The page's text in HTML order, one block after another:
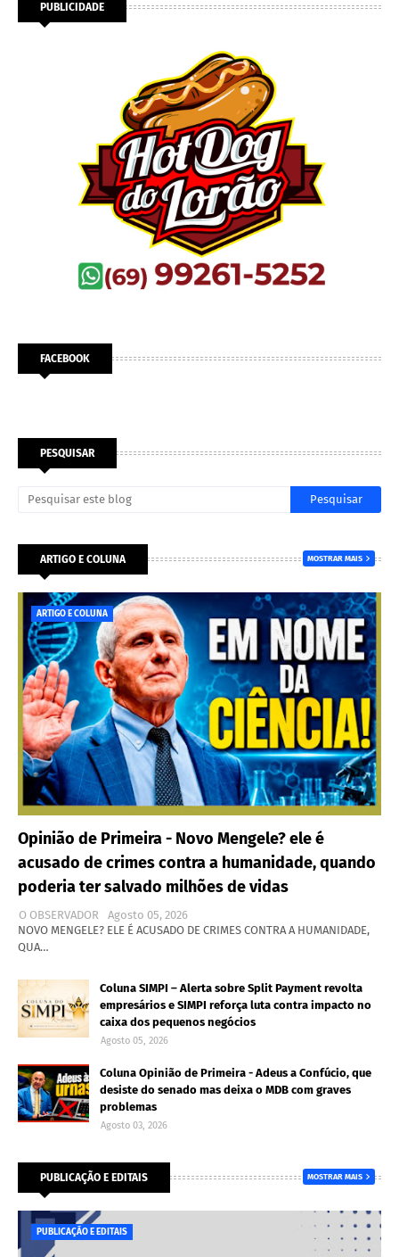
PUBLICIDADE
FACEBOOK
PESQUISAR
ARTIGO E COLUNA MOSTRAR MAIS
ARTIGO E COLUNA
Opinião de Primeira - Novo Mengele? ele é
acusado de crimes contra a humanidade, quando
poderia ter salvado milhões de vidas
O OBSERVADOR
Agosto 05, 2026
NOVO MENGELE? ELE É ACUSADO DE CRIMES CONTRA A HUMANIDADE,
QUA…
Coluna SIMPI – Alerta sobre Split Payment revolta
empresários e SIMPI reforça luta contra impacto no
caixa dos pequenos negócios
Agosto 05, 2026
Coluna Opinião de Primeira - Adeus a Confúcio, que
desiste do senado mas deixa o MDB com graves
problemas
Agosto 03, 2026
PUBLICAÇÃO E EDITAIS MOSTRAR MAIS
PUBLICAÇÃO E EDITAIS